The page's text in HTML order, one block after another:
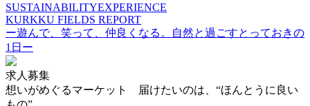
SUSTAINABILITYEXPERIENCE
KURKKU FIELDS REPORT
ー遊んで、笑って、仲良くなる。自然と過ごすとっておきの
1日ー
求人募集
想いがめぐるマーケット 届けたいのは、“ほんとうに良い